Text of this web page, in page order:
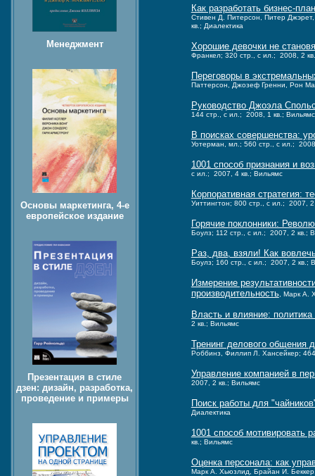
Менеджмент
Основы маркетинга, 4-е
европейское издание
Презентация в стиле
дзен: дизайн, разработка,
проведение и примеры
Как разработать бизнес-
Стивен Д. Питерсон, Питер
кв.; Диалектика
Хорошие девочки не
Франкел; 320 стр., с ил.; 2008, 2
Переговоры в
Паттерсон, Джозеф Гренни, Рон
Руководство Джоэла
144 стр., с ил.; 2008, 1 кв.; Вильямс
В поисках совершенства:
Уотерман, мл.; 560 стр., с ил.;
1001 способ признания и
с ил.; 2007, 4 кв.; Вильямс
Корпоративная стратегия:
Уиттингтон; 800 стр., с ил.; 2007,
Горячие поклонники:
Боулз; 112 стр., с ил.; 2007, 2 кв.;
Раз, два, взяли! Как
Боулз; 160 стр., с ил.; 2007, 2 кв.;
Измерение
производительность, Марк А.
Власть и влияние:
2 кв.; Вильямс
Тренинг делового общения
Роббинз, Филлип Л. Хансейкер;
Управление компанией в
2007, 2 кв.; Вильямс
Поиск работы для
Диалектика
1001 способ мотивировать
кв.; Вильямс
Оценка персонала: как
Марк А. Хьюзлид, Брайан И.